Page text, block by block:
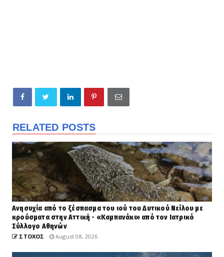
RELATED POSTS
Ανησυχία από το ξέσπασμα του ιού του Δυτικού Νείλου με
κρούσματα στην Αττική - «Καμπανάκι» από τον Ιατρικό
Σύλλογο Αθηνών
ΣΤΟΧΟΣ August 08, 2026